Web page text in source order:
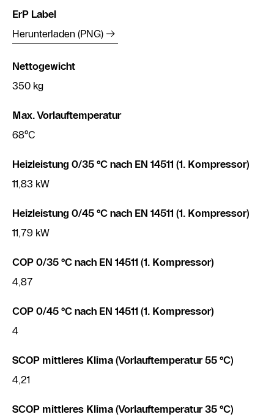
ErP Label
Herunterladen (PNG)
Nettogewicht
350 kg
Max. Vorlauftemperatur
68°C
Heizleistung 0/35 °C nach EN 14511 (1. Kompressor)
11,83 kW
Heizleistung 0/45 °C nach EN 14511 (1. Kompressor)
11,79 kW
COP 0/35 °C nach EN 14511 (1. Kompressor)
4,87
COP 0/45 °C nach EN 14511 (1. Kompressor)
4
SCOP mittleres Klima (Vorlauftemperatur 55 °C)
4,21
SCOP mittleres Klima (Vorlauftemperatur 35 °C)